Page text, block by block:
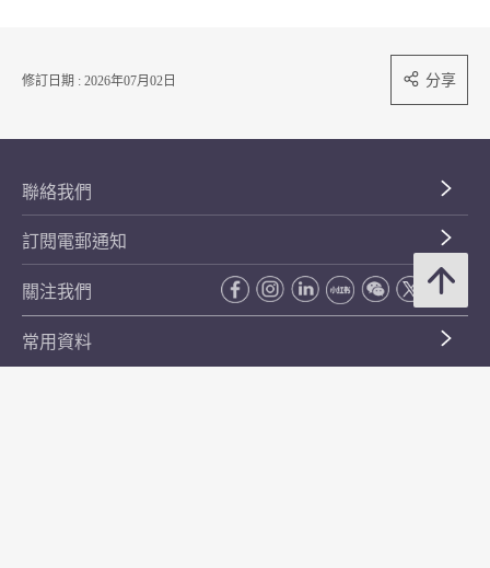
修訂日期 : 2026年07月02日 分享
聯絡我們
訂閱電郵通知
關注我們
常用資料